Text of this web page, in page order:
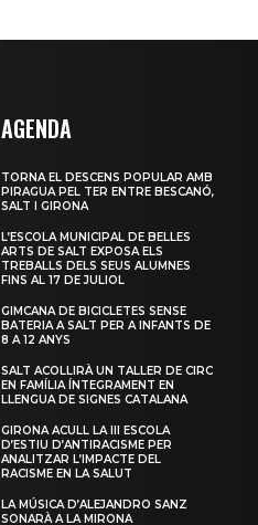
AGENDA
TORNA EL DESCENS POPULAR AMB
PIRAGUA PEL TER ENTRE BESCANÓ,
SALT I GIRONA
L’ESCOLA MUNICIPAL DE BELLES
ARTS DE SALT EXPOSA ELS
TREBALLS DELS SEUS ALUMNES
FINS AL 17 DE JULIOL
GIMCANA DE BICICLETES SENSE
BATERIA A SALT PER A INFANTS DE
8 A 12 ANYS
SALT ACOLLIRÀ UN TALLER DE CIRC
EN FAMÍLIA ÍNTEGRAMENT EN
LLENGUA DE SIGNES CATALANA
GIRONA ACULL LA III ESCOLA
D’ESTIU D’ANTIRACISME PER
ANALITZAR L’IMPACTE DEL
RACISME EN LA SALUT
LA MÚSICA D’ALEJANDRO SANZ
SONARÀ A LA MIRONA